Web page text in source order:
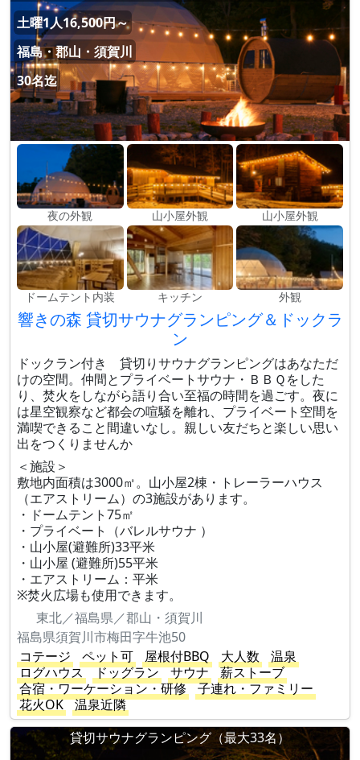
土曜1人16,500円～
福島・郡山・須賀川
30名迄
夜の外観 山小屋外観 山小屋外観
ドームテント内装 キッチン 外観
響きの森 貸切サウナグランピング＆ドックラ
ン
ドックラン付き 貸切りサウナグランピングはあなただ
けの空間。仲間とプライベートサウナ・ＢＢＱをした
り、焚火をしながら語り合い至福の時間を過ごす。夜に
は星空観察など都会の喧騒を離れ、プライベート空間を
満喫できること間違いなし。親しい友だちと楽しい思い
出をつくりませんか
＜施設＞
敷地内面積は3000㎡。山小屋2棟・トレーラーハウス
（エアストリーム）の3施設があります。
・ドームテント75㎡
・プライベート（バレルサウナ ）
・山小屋(避難所)33平米
・山小屋 (避難所)55平米
・エアストリーム：平米
※焚火広場も使用できます。
東北／福島県／郡山・須賀川
福島県須賀川市梅田字牛池50
コテージ
ペット可 屋根付BBQ 大人数
温泉
ログハウス
ドッグラン サウナ
薪ストーブ
合宿・ワーケーション・研修
子連れ・ファミリー
花火OK
温泉近隣
貸切サウナグランピング（最大33名）